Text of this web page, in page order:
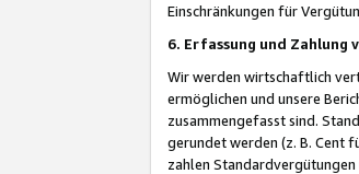
Einschränkungen für
6. Erfassung und Zahlung
Wir werden wirtschaftlich
ermöglichen und unsere
zusammengefasst sind.
gerundet werden (z. B. Cent
zahlen